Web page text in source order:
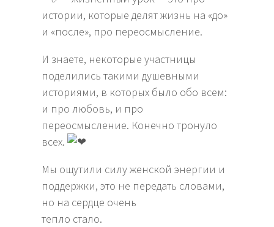
истории, которые делят жизнь на «до»
и «после», про переосмысление.
И знаете, некоторые участницы
поделились такими душевными
историями, в которых было обо всем:
и про любовь, и про
переосмысление. Конечно тронуло
всех.
Мы ощутили силу женской энергии и
поддержки, это не передать словами,
но на сердце очень
тепло стало.